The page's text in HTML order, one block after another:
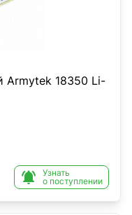
Armytek 18350 Li-

Узнать
о поступлении